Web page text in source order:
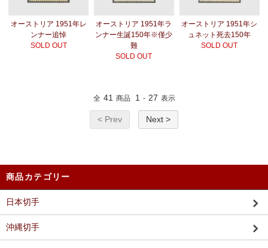
オーストリア 1951年レ
ンナー追悼
SOLD OUT
オーストリア 1951年ラ
ンナー生誕150年※僅少
難
SOLD OUT
オーストリア 1951年シ
ュネット死去150年
SOLD OUT
全 41 商品 1 - 27 表示
< Prev Next >
商品カテゴリー
日本切手
沖縄切手